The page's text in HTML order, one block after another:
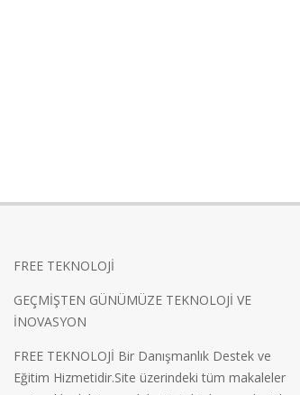
FREE TEKNOLOJİ
GEÇMİŞTEN GÜNÜMÜZE TEKNOLOJİ VE
İNOVASYON
FREE TEKNOLOJİ Bir Danışmanlık Destek ve
Eğitim Hizmetidir.Site üzerindeki tüm makaleler